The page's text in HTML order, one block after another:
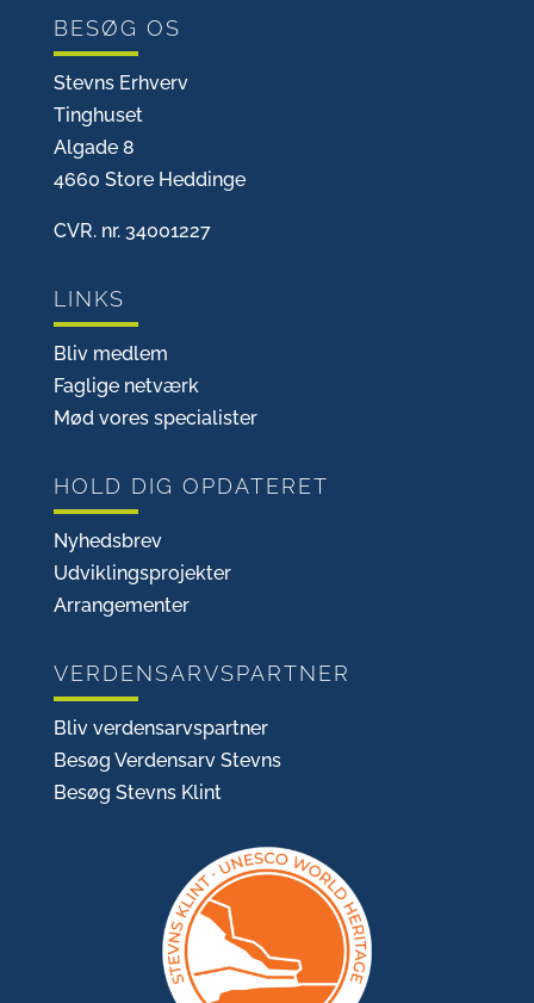
BESØG OS
Stevns Erhverv
Tinghuset
Algade 8
4660 Store Heddinge
CVR. nr. 34001227
LINKS
Bliv medlem
Faglige netværk
Mød vores specialister
HOLD DIG OPDATERET
Nyhedsbrev
Udviklingsprojekter
Arrangementer
VERDENSARVSPARTNER
Bliv verdensarvspartner
Besøg Verdensarv Stevns
Besøg Stevns Klint